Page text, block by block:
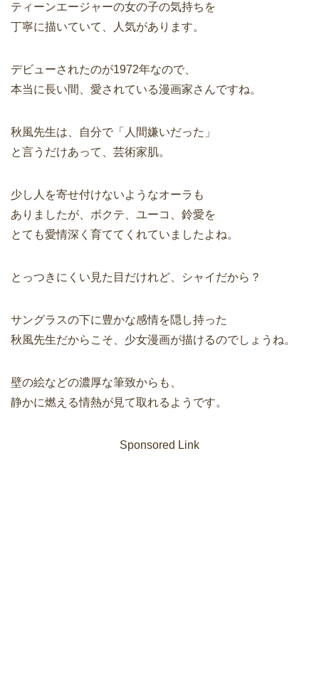
ティーンエージャーの女の子の気持ちを
丁寧に描いていて、人気があります。
デビューされたのが1972年なので、
本当に長い間、愛されている漫画家さんですね。
秋風先生は、自分で「人間嫌いだった」
と言うだけあって、芸術家肌。
少し人を寄せ付けないようなオーラも
ありましたが、ボクテ、ユーコ、鈴愛を
とても愛情深く育ててくれていましたよね。
とっつきにくい見た目だけれど、シャイだから？
サングラスの下に豊かな感情を隠し持った
秋風先生だからこそ、少女漫画が描けるのでしょうね。
壁の絵などの濃厚な筆致からも、
静かに燃える情熱が見て取れるようです。
Sponsored Link